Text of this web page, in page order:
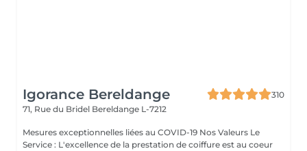
Igorance Bereldange
310
71, Rue du Bridel Bereldange L-7212
Mesures exceptionnelles liées au COVID-19 Nos Valeurs Le
Service : L'excellence de la prestation de coiffure est au coeur